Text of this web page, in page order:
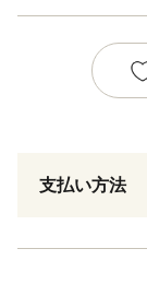
支払い方法